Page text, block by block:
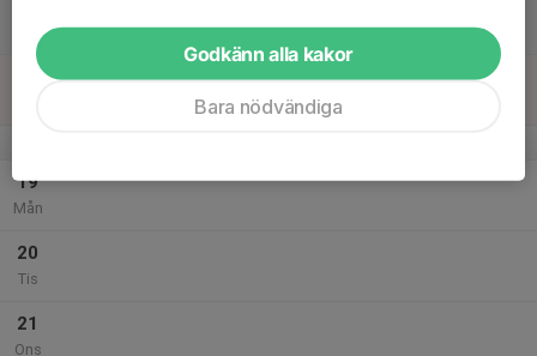
19
Mån
20
Tis
21
Ons
Godkänn alla kakor
Bara nödvändiga